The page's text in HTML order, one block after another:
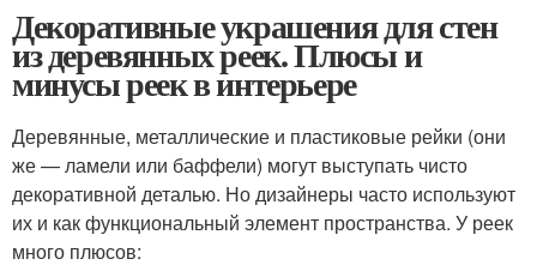
Декоративные украшения для стен
из деревянных реек. Плюсы и
минусы реек в интерьере
Деревянные, металлические и пластиковые рейки (они
же — ламели или баффели) могут выступать чисто
декоративной деталью. Но дизайнеры часто используют
их и как функциональный элемент пространства. У реек
много плюсов: